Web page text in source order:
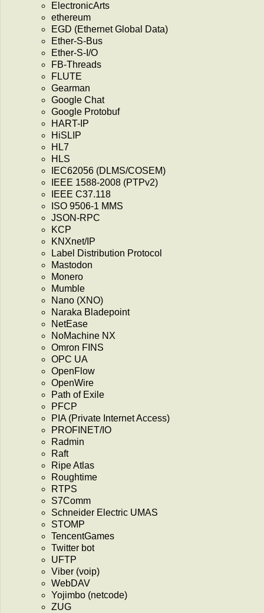
ElectronicArts
ethereum
EGD (Ethernet Global Data)
Ether-S-Bus
Ether-S-I/O
FB-Threads
FLUTE
Gearman
Google Chat
Google Protobuf
HART-IP
HiSLIP
HL7
HLS
IEC62056 (DLMS/COSEM)
IEEE 1588-2008 (PTPv2)
IEEE C37.118
ISO 9506-1 MMS
JSON-RPC
KCP
KNXnet/IP
Label Distribution Protocol
Mastodon
Monero
Mumble
Nano (XNO)
Naraka Bladepoint
NetEase
NoMachine NX
Omron FINS
OPC UA
OpenFlow
OpenWire
Path of Exile
PFCP
PIA (Private Internet Access)
PROFINET/IO
Radmin
Raft
Ripe Atlas
Roughtime
RTPS
S7Comm
Schneider Electric UMAS
STOMP
TencentGames
Twitter bot
UFTP
Viber (voip)
WebDAV
Yojimbo (netcode)
ZUG